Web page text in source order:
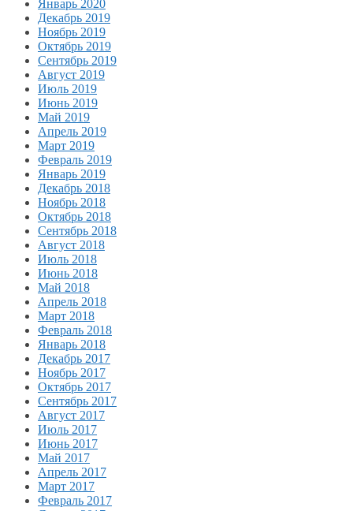
Январь 2020
Декабрь 2019
Ноябрь 2019
Октябрь 2019
Сентябрь 2019
Август 2019
Июль 2019
Июнь 2019
Май 2019
Апрель 2019
Март 2019
Февраль 2019
Январь 2019
Декабрь 2018
Ноябрь 2018
Октябрь 2018
Сентябрь 2018
Август 2018
Июль 2018
Июнь 2018
Май 2018
Апрель 2018
Март 2018
Февраль 2018
Январь 2018
Декабрь 2017
Ноябрь 2017
Октябрь 2017
Сентябрь 2017
Август 2017
Июль 2017
Июнь 2017
Май 2017
Апрель 2017
Март 2017
Февраль 2017